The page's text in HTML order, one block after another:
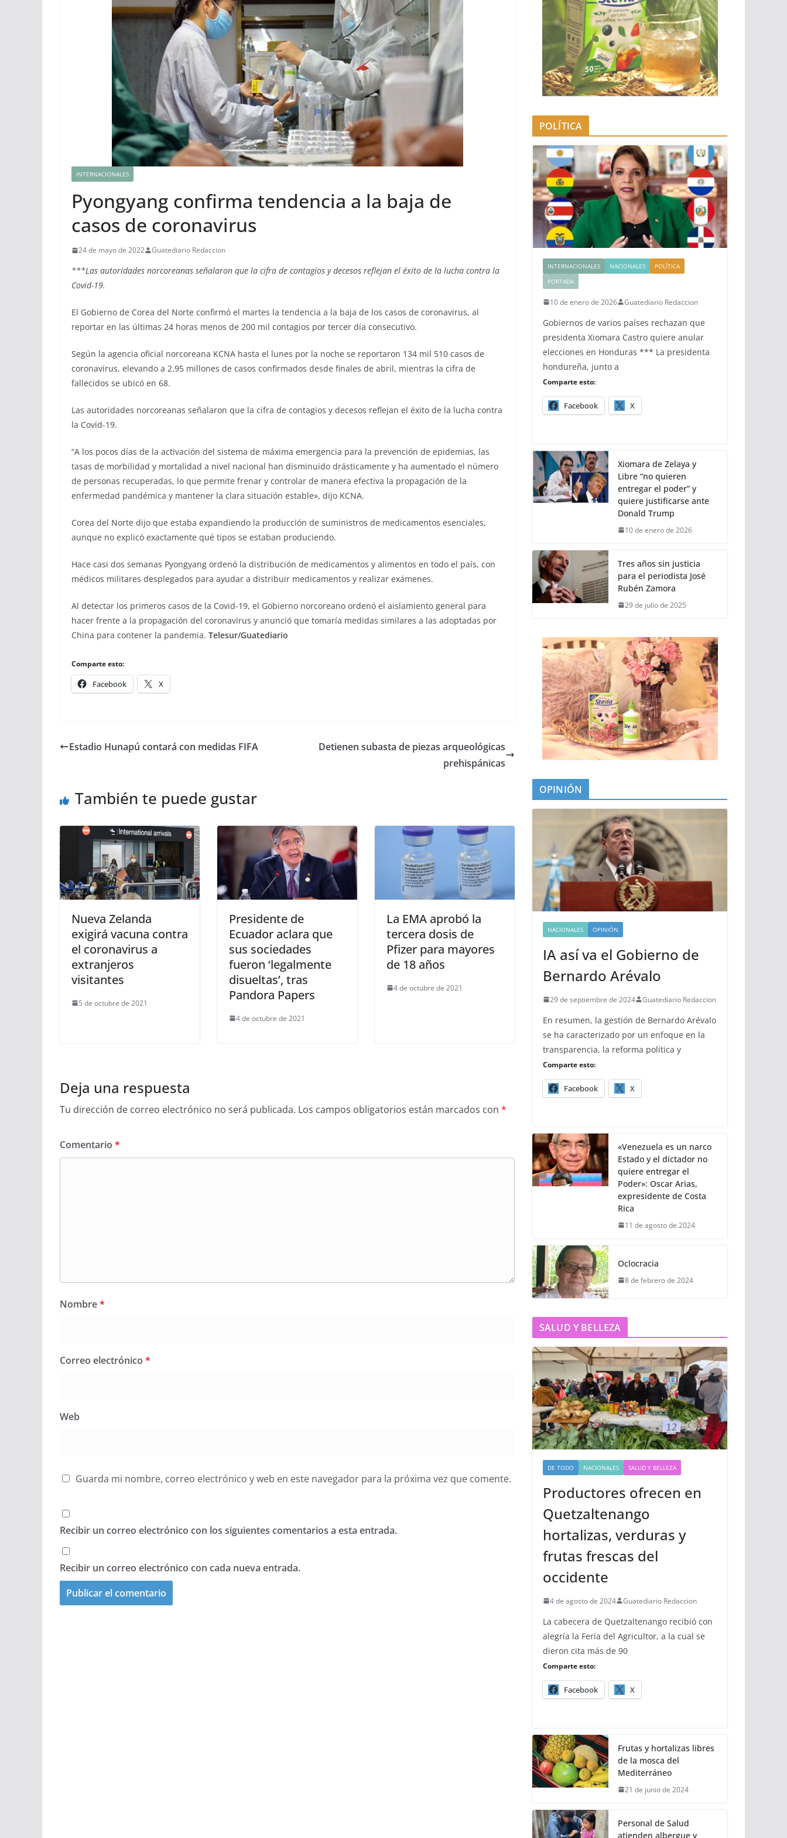
INTERNACIONALES
Pyongyang confirma tendencia a la baja de
casos de coronavirus
24 de mayo de 2022 Guatediario Redaccion
***Las autoridades norcoreanas señalaron que la cifra de contagios y decesos reflejan el éxito de la lucha contra la
Covid-19.
El Gobierno de Corea del Norte confirmó el martes la tendencia a la baja de los casos de coronavirus, al
reportar en las últimas 24 horas menos de 200 mil contagios por tercer día consecutivo.
Según la agencia oficial norcoreana KCNA hasta el lunes por la noche se reportaron 134 mil 510 casos de
coronavirus, elevando a 2.95 millones de casos confirmados desde finales de abril, mientras la cifra de
fallecidos se ubicó en 68.
Las autoridades norcoreanas señalaron que la cifra de contagios y decesos reflejan el éxito de la lucha contra
la Covid-19.
“A los pocos días de la activación del sistema de máxima emergencia para la prevención de epidemias, las
tasas de morbilidad y mortalidad a nivel nacional han disminuido drásticamente y ha aumentado el número
de personas recuperadas, lo que permite frenar y controlar de manera efectiva la propagación de la
enfermedad pandémica y mantener la clara situación estable», dijo KCNA.
Corea del Norte dijo que estaba expandiendo la producción de suministros de medicamentos esenciales,
aunque no explicó exactamente qué tipos se estaban produciendo.
Hace casi dos semanas Pyongyang ordenó la distribución de medicamentos y alimentos en todo el país, con
médicos militares desplegados para ayudar a distribuir medicamentos y realizar exámenes.
Al detectar los primeros casos de la Covid-19, el Gobierno norcoreano ordenó el aislamiento general para
hacer frente a la propagación del coronavirus y anunció que tomaría medidas similares a las adoptadas por
China para contener la pandemia. Telesur/Guatediario
Comparte esto:
Facebook X
Estadio Hunapú contará con medidas FIFA
Detienen subasta de piezas arqueológicas
prehispánicas
También te puede gustar
Nueva Zelanda
exigirá vacuna contra
el coronavirus a
extranjeros
visitantes
5 de octubre de 2021
Presidente de
Ecuador aclara que
sus sociedades
fueron ‘legalmente
disueltas’, tras
Pandora Papers
4 de octubre de 2021
La EMA aprobó la
tercera dosis de
Pfizer para mayores
de 18 años
4 de octubre de 2021
Deja una respuesta
Tu dirección de correo electrónico no será publicada. Los campos obligatorios están marcados con *
Comentario *
Nombre*
Correo electrónico *
Web
Guarda mi nombre, correo electrónico y web en este navegador para la próxima vez que comente.
Recibir un correo electrónico con los siguientes comentarios a esta entrada.
Recibir un correo electrónico con cada nueva entrada.
POLÍTICA
INTERNACIONALES NACIONALES
POLÍTICA
PORTADA
10 de enero de 2026 Guatediario Redaccion
Gobiernos de varios países rechazan que
presidenta Xiomara Castro quiere anular
elecciones en Honduras *** La presidenta
hondureña, junto a
Comparte esto:
Facebook X
Xiomara de Zelaya y
Libre “no quieren
entregar el poder” y
quiere justificarse ante
Donald Trump
10 de enero de 2026
Tres años sin justicia
para el periodista José
Rubén Zamora
29 de julio de 2025
OPINIÓN
NACIONALES OPINIÓN
IA así va el Gobierno de
Bernardo Arévalo
29 de septiembre de 2024 Guatediario Redaccion
En resumen, la gestión de Bernardo Arévalo
se ha caracterizado por un enfoque en la
transparencia, la reforma política y
Comparte esto:
Facebook X
«Venezuela es un narco
Estado y el dictador no
quiere entregar el
Poder»: Oscar Arias,
expresidente de Costa
Rica
11 de agosto de 2024
Oclocracia
8 de febrero de 2024
SALUD Y BELLEZA
DE TODO NACIONALES SALUD Y BELLEZA
Productores ofrecen en
Quetzaltenango
hortalizas, verduras y
frutas frescas del
occidente
4 de agosto de 2024 Guatediario Redaccion
La cabecera de Quetzaltenango recibió con
alegría la Feria del Agricultor, a la cual se
dieron cita más de 90
Comparte esto:
Facebook X
Frutas y hortalizas libres
de la mosca del
Mediterráneo
21 de junio de 2024
Personal de Salud
atienden albergue y